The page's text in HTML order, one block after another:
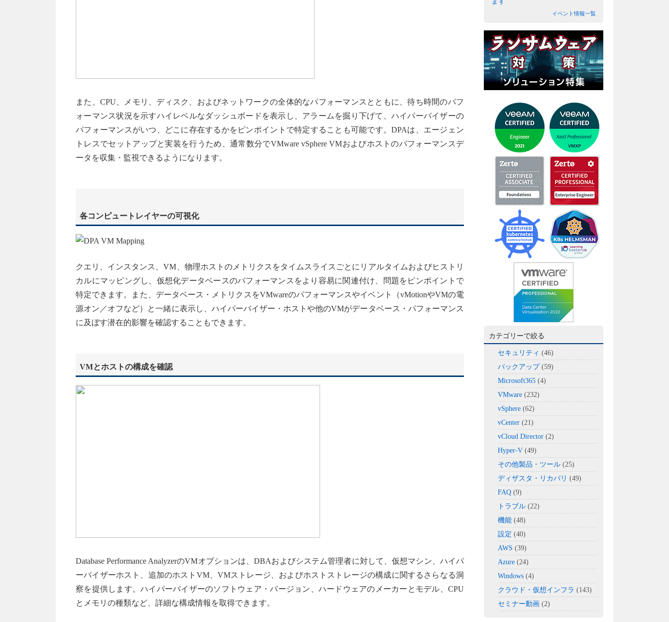
また、CPU、メモリ、ディスク、およびネットワークの全体的なパフォーマンスとともに、待ち時間のパフ
ォーマンス状況を示すハイレベルなダッシュボードを表示し、アラームを掘り下げて、ハイパーバイザーの
パフォーマンスがいつ、どこに存在するかをピンポイントで特定することも可能です。DPAは、エージェン
トレスでセットアップと実装を行うため、通常数分でVMware vSphere VMおよびホストのパフォーマンスデ
ータを収集・監視できるようになります。
各コンピュートレイヤーの可視化
クエリ、インスタンス、VM、物理ホストのメトリクスをタイムスライスごとにリアルタイムおよびヒストリ
カルにマッピングし、仮想化データベースのパフォーマンスをより容易に関連付け、問題をピンポイントで
特定できます。また、データベース・メトリクスをVMwareのパフォーマンスやイベント（vMotionやVMの電
源オン／オフなど）と一緒に表示し、ハイパーバイザー・ホストや他のVMがデータベース・パフォーマンス
に及ぼす潜在的影響を確認することもできます。
VMとホストの構成を確認
Database Performance AnalyzerのVMオプションは、DBAおよびシステム管理者に対して、仮想マシン、ハイパ
ーバイザーホスト、追加のホストVM、VMストレージ、およびホストストレージの構成に関するさらなる洞
察を提供します。ハイパーバイザーのソフトウェア・バージョン、ハードウェアのメーカーとモデル、CPU
とメモリの種類など、詳細な構成情報を取得できます。
イベント情報一覧
カテゴリーで絞る
セキュリティ (46)
バックアップ(59)
Microsoft365 (4)
VMware (232)
vSphere (62)
vCenter (21)
vCloud Director (2)
Hyper-V (49)
その他製品・ツール (25)
ディザスタ・リカバリ (49)
FAQ (9)
トラブル (22)
機能 (48)
設定 (40)
AWS (39)
Azure (24)
Windows (4)
クラウド・仮想インフラ (143)
セミナー動画 (2)